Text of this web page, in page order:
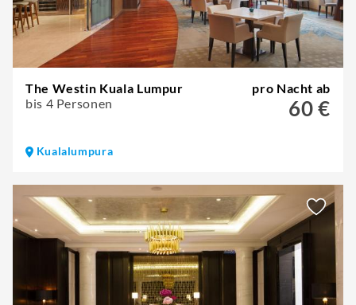
The Westin Kuala Lumpur
bis 4 Personen
pro Nacht ab
60 €
Kualalumpura